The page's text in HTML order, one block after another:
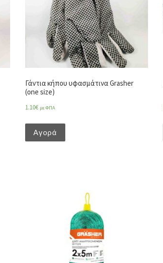
Γάντια κήπου υφασμάτινα Grasher
(one size)
1.10€ με ΦΠΑ
Αγορά